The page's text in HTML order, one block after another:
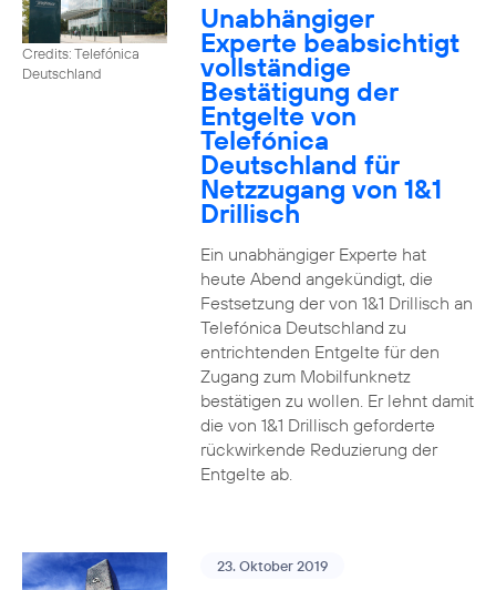
Credits: Telefónica
Deutschland
Unabhängiger
Experte beabsichtigt
vollständige
Bestätigung der
Entgelte von
Telefónica
Deutschland für
Netzzugang von 1&1
Drillisch
Ein unabhängiger Experte hat
heute Abend angekündigt, die
Festsetzung der von 1&1 Drillisch an
Telefónica Deutschland zu
entrichtenden Entgelte für den
Zugang zum Mobilfunknetz
bestätigen zu wollen. Er lehnt damit
die von 1&1 Drillisch geforderte
rückwirkende Reduzierung der
Entgelte ab.
23. Oktober 2019